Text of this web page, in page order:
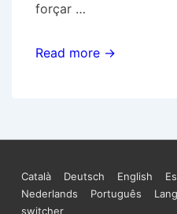
forçar …
(Galliners):
Read more →
Menú
Català Deutsch English
Nederlands
Português
switcher